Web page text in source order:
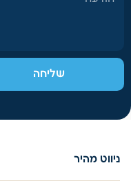
שליחה
ניווט מהיר